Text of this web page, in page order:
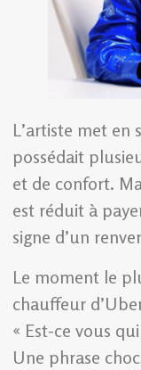
L’artiste met en
possédait
et de confort.
est réduit à
signe d’un
Le moment le
chauffeur
« Est-ce vous
Une phrase